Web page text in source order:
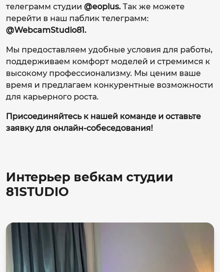
телеграмм студии @eoplus. Так же можете
перейти в наш паблик телеграмм:
@WebcamStudio81.
Мы предоставляем удобные условия для работы,
поддерживаем комфорт моделей и стремимся к
высокому профессионализму. Мы ценим ваше
время и предлагаем конкурентные возможности
для карьерного роста.
Присоединяйтесь к нашей команде и оставьте
заявку для онлайн-собеседования!
Интерьер вебкам студии
81STUDIO